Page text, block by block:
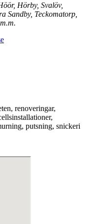
Hörby, Svalöv,
Sandby, Teckomatorp,
renoveringar,
putsning, snickeri